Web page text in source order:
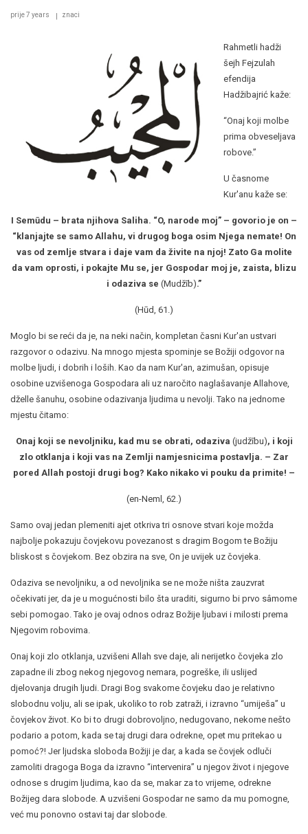
prije 7 years znaci
Rahmetli hadži
šejh Fejzulah
efendija
Hadžibajrić kaže:
“Onaj koji molbe
prima obveseljava
robove.”
U časnome
Kur'anu kaže se:
I Semūdu – brata njihova Saliha. “O, narode moj” – govorio je on –
“klanjajte se samo Allahu, vi drugog boga osim Njega nemate! On
vas od zemlje stvara i daje vam da živite na njoj! Zato Ga molite
da vam oprosti, i pokajte Mu se, jer Gospodar moj je, zaista, blizu
i odaziva se (Mudžīb).”
(Hūd, 61.)
Moglo bi se reći da je, na neki način, kompletan časni Kur'an ustvari
razgovor o odazivu. Na mnogo mjesta spominje se Božiji odgovor na
molbe ljudi, i dobrih i loših. Kao da nam Kur'an, azimušan, opisuje
osobine uzvišenoga Gospodara ali uz naročito naglašavanje Allahove,
dželle šanuhu, osobine odazivanja ljudima u nevolji. Tako na jednome
mjestu čitamo:
Onaj koji se nevoljniku, kad mu se obrati, odaziva (judžību), i koji
zlo otklanja i koji vas na Zemlji namjesnicima postavlja. – Zar
pored Allah postoji drugi bog? Kako nikako vi pouku da primite! –
(en-Neml, 62.)
Samo ovaj jedan plemeniti ajet otkriva tri osnove stvari koje možda
najbolje pokazuju čovjekovu povezanost s dragim Bogom te Božiju
bliskost s čovjekom. Bez obzira na sve, On je uvijek uz čovjeka.
Odaziva se nevoljniku, a od nevoljnika se ne može ništa zauzvrat
očekivati jer, da je u mogućnosti bilo šta uraditi, sigurno bi prvo sâmome
sebi pomogao. Tako je ovaj odnos odraz Božije ljubavi i milosti prema
Njegovim robovima.
Onaj koji zlo otklanja, uzvišeni Allah sve daje, ali nerijetko čovjeka zlo
zapadne ili zbog nekog njegovog nemara, pogreške, ili uslijed
djelovanja drugih ljudi. Dragi Bog svakome čovjeku dao je relativno
slobodnu volju, ali se ipak, ukoliko to rob zatraži, i izravno “umiješa” u
čovjekov život. Ko bi to drugi dobrovoljno, nedugovano, nekome nešto
podario a potom, kada se taj drugi dara odrekne, opet mu pritekao u
pomoć?! Jer ljudska sloboda Božiji je dar, a kada se čovjek odluči
zamoliti dragoga Boga da izravno “intervenira” u njegov život i njegove
odnose s drugim ljudima, kao da se, makar za to vrijeme, odrekne
Božijeg dara slobode. A uzvišeni Gospodar ne samo da mu pomogne,
već mu ponovno ostavi taj dar slobode.